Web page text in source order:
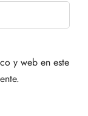
y web en este